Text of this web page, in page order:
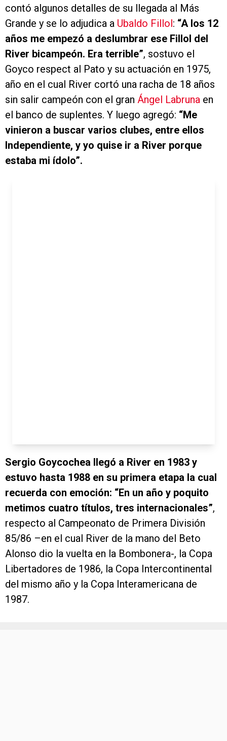
contó algunos detalles de su llegada al Más
Grande y se lo adjudica a Ubaldo Fillol: “A los 12
años me empezó a deslumbrar ese Fillol del
River bicampeón. Era terrible”, sostuvo el
Goyco respect al Pato y su actuación en 1975,
año en el cual River cortó una racha de 18 años
sin salir campeón con el gran Ángel Labruna en
el banco de suplentes. Y luego agregó: “Me
vinieron a buscar varios clubes, entre ellos
Independiente, y yo quise ir a River porque
estaba mi ídolo”.
Sergio Goycochea llegó a River en 1983 y
estuvo hasta 1988 en su primera etapa la cual
recuerda con emoción: “En un año y poquito
metimos cuatro títulos, tres internacionales”,
respecto al Campeonato de Primera División
85/86 –en el cual River de la mano del Beto
Alonso dio la vuelta en la Bombonera-, la Copa
Libertadores de 1986, la Copa Intercontinental
del mismo año y la Copa Interamericana de
1987.